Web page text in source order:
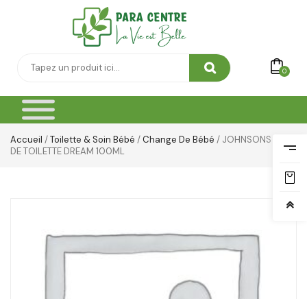
0
Accueil /Toilette & Soin Bébé /Change De Bébé / JOHNSONS EAU
DE TOILETTE DREAM 100ML